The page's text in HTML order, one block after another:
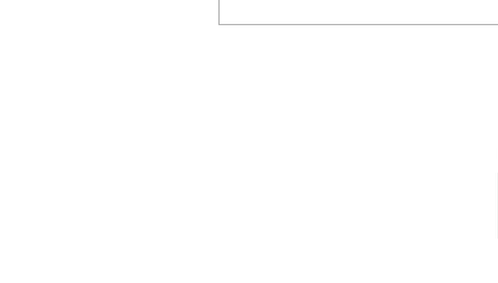
Tatort Larven Atelier: